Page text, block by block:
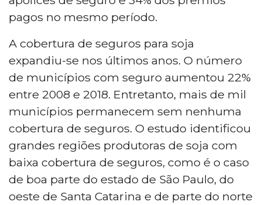
pagos no mesmo período.
A cobertura de seguros para soja
expandiu-se nos últimos anos. O número
de municípios com seguro aumentou 22%
entre 2008 e 2018. Entretanto, mais de mil
municípios permanecem sem nenhuma
cobertura de seguros. O estudo identificou
grandes regiões produtoras de soja com
baixa cobertura de seguros, como é o caso
de boa parte do estado de São Paulo, do
oeste de Santa Catarina e de parte do norte